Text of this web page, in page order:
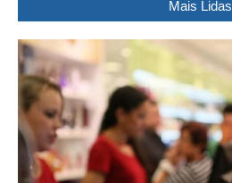
Mais Lidas